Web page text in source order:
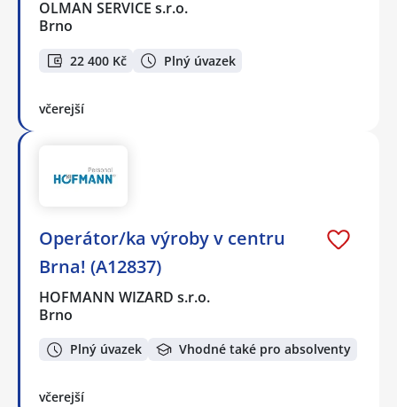
OLMAN SERVICE s.r.o.
Brno
22 400 Kč Plný úvazek
včerejší
Operátor/ka výroby v centru
Brna! (A12837)
HOFMANN WIZARD s.r.o.
Brno
Plný úvazek Vhodné také pro absolventy
včerejší